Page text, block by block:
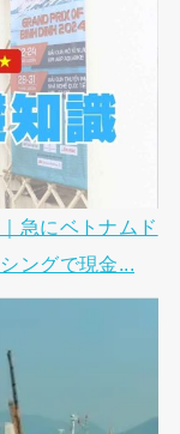
急にベトナムド
ングで現金...